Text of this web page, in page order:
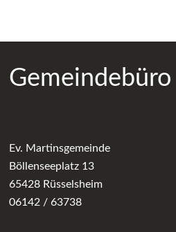
Gemeindebüro
Ev. Martinsgemeinde
Böllenseeplatz 13
65428 Rüsselsheim
06142 / 63738